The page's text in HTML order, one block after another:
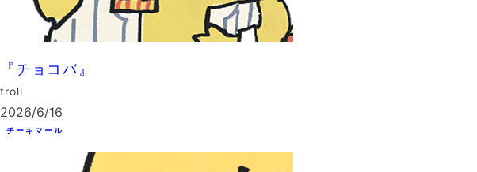
『チョコバ』
troll
2026/6/16
チーキマール